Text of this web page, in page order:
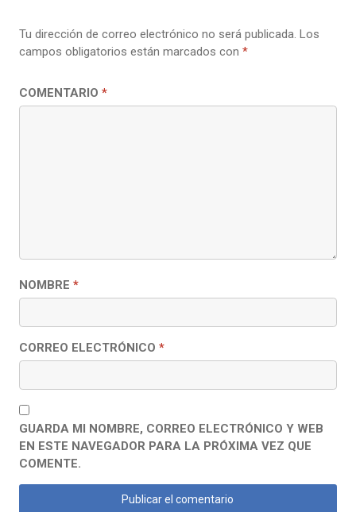
Tu dirección de correo electrónico no será publicada. Los
campos obligatorios están marcados con *
COMENTARIO *
NOMBRE *
CORREO ELECTRÓNICO *
GUARDA MI NOMBRE, CORREO ELECTRÓNICO Y WEB
EN ESTE NAVEGADOR PARA LA PRÓXIMA VEZ QUE
COMENTE.